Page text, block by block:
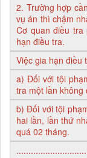
2. Trường hợp
vụ án thì chậm
Cơ quan điều tra
hạn điều tra.
Việc gia hạn điều
a) Đối với tội
tra một lần không
b) Đối với tội
hai lần, lần thứ
quá 02 tháng.